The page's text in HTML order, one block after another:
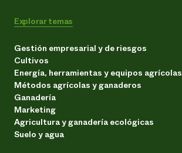
Explorar temas
Gestión empresarial y de riesgos
Cultivos
Energía, herramientas y equipos agrícolas
Métodos agrícolas y ganaderos
Ganadería
Marketing
Agricultura y ganadería ecológicas
Suelo y agua